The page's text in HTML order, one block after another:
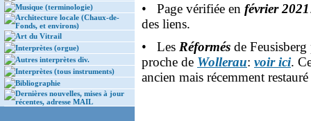
Musique (terminologie)
Architecture locale (Chaux-de-
Fonds, et environs)
Art du Vitrail
Interprètes (orgue)
Autres interprètes div.
Interprètes (tous instruments)
Bibliographie
Dernières nouvelles, mises à jour
récentes, adresse MAIL
• Page vérifiée en février 2021
des liens.
• Les Réformés de
proche de Wollerau: voir ici.
ancien mais récemment